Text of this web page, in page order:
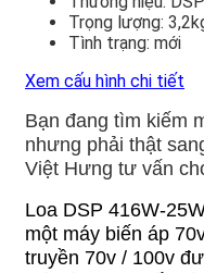
Trọng lượng:
Tình trạng: mới
Xem cấu hình chi tiết
Bạn đang tìm kiếm
nhưng phải thật
Việt Hưng tư vấn
Loa DSP 416W-
một máy biến áp
truyền 70v / 100v